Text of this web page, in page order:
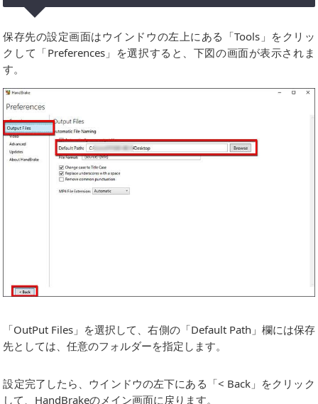
保存先の設定画面はウインドウの左上にある「Tools」をクリッ
クして「Preferences」を選択すると、下図の画面が表示されま
す。
「OutPut Files」を選択して、右側の「Default Path」欄には保存
先としては、任意のフォルダーを指定します。
設定完了したら、ウインドウの左下にある「< Back」をクリック
して、HandBrakeのメイン画面に戻ります。